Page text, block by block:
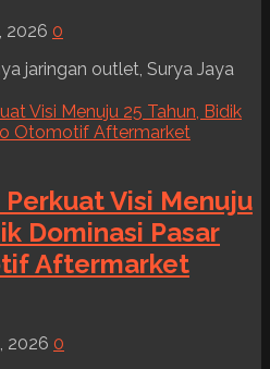
2026 0
jaringan outlet, Surya Jaya
Visi Menuju
Dominasi Pasar
Aftermarket
2026 0